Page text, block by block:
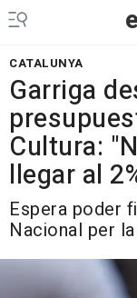
CATALUNYA
Garriga
Cultura:
llegar al
Espera poder
Nacional per